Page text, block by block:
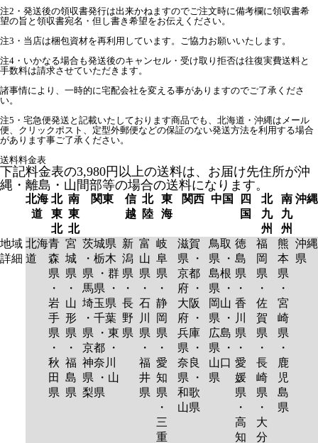
注2・発送後の領収書発行は出来かねますのでご注文時に備考欄に領収書希
望の旨と領収書宛名・但し書き希望をお伝えください。
注3・当店は梱包資材を再利用しています。ご協力お願いいたします。
注4・いかなる場合も発送後のキャンセル・受け取り拒否は往復実費送料と
手数料は請求させていただきます。
諸事情により、一時的に宅配会社を変える事がありますのでご了承くださ
い。
注5・宅急便発送と記載いたしております商品でも、北海道・沖縄はメール
便、クリックポスト、定型外郵便などの保証のない発送方法を利用する場合
があります事ご了承ください。
送料料金表
下記料金表の3,980円以上の送料は、お届け先住所が沖
縄・離島・山間部等の場合の送料になります。
北海
道
北
東
北
南
東
北
関東
信
越
北
陸
東
海
関西 中国
四
国
北
九
州
南
九
州
沖縄
地域
詳細
北海
道
青
森
県
・
岩
手
県
・
秋
田
県
宮
城
県
・
山
形
県
・
福
島
県
茨城県
・栃木
県 ・群
馬県 ・
埼玉県
・千葉
県 ・東
京都 ・
神奈川
県 ・山
梨県
新
潟
県
・
長
野
県
富
山
県
・
石
川
県
・
福
井
県
岐
阜
県
・
静
岡
県
・
愛
知
県
・
三
重
滋賀
県 ・
京都
府 ・
大阪
府 ・
兵庫
県 ・
奈良
県 ・
和歌
山県
鳥取
県 ・
島根
県 ・
岡山
県 ・
広島
県 ・
山口
県
徳
島
県
・
香
川
県
・
愛
媛
県
・
高
知
福
岡
県
・
佐
賀
県
・
長
崎
県
・
大
分
熊
本
県
・
宮
崎
県
・
鹿
児
島
県
沖縄
県